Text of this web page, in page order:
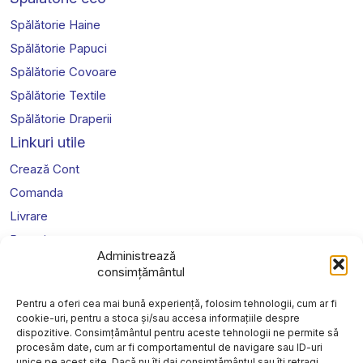
Administrează
consimțământul
Pentru a oferi cea mai bună experiență, folosim tehnologii, cum ar fi
cookie-uri, pentru a stoca și/sau accesa informațiile despre
dispozitive. Consimțământul pentru aceste tehnologii ne permite să
procesăm date, cum ar fi comportamentul de navigare sau ID-uri
Spălătorie Haine
Spălătorie Papuci
Spălătorie Covoare
Spălătorie Textile
Spălătorie Draperii
Linkuri utile
Crează Cont
Comanda
Livrare
Prețuri
Cookies
Politica de retur
Termeni și condiții website